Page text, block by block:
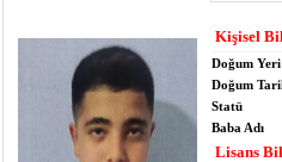
Kişisel
Doğum Yeri
Doğum
Statü
Baba Adı
Lisans